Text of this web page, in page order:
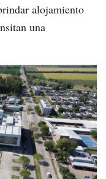
alojamiento
una